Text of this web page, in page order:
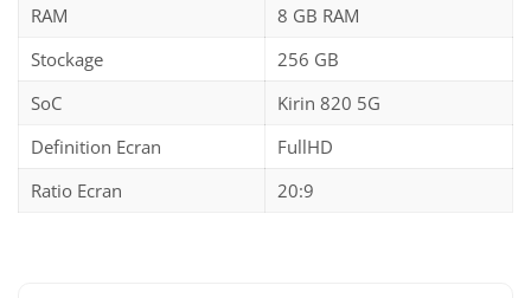
RAM
8 GB RAM
Stockage
256 GB
SoC
Kirin 820 5G
Definition Ecran
FullHD
Ratio Ecran
20:9